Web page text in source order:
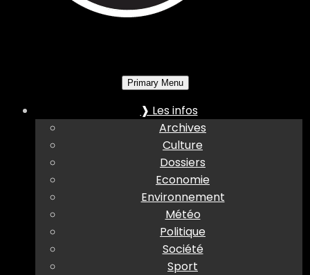
Primary Menu
❱ Les infos
Archives
Culture
Dossiers
Economie
Environnement
Météo
Politique
Société
Sport